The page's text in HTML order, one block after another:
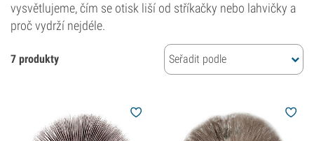
vysvětlujeme, čím se otisk liší od stříkačky nebo lahvičky a
proč vydrží nejdéle.
7 produkty Seřadit podle